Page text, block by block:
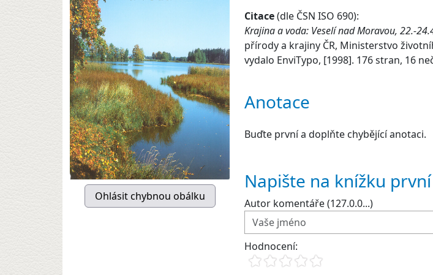
Citace(dle ČSN ISO 690):
Krajina a voda: Veselí nad Moravou, 22.-
přírody a krajiny ČR, Ministerstvo
vydalo EnviTypo, [1998]. 176 stran, 16
Anotace
Buďte první a doplňte chybějící anotaci.
Napište na knížku
Autor komentáře (127.0.0...)
Hodnocení: